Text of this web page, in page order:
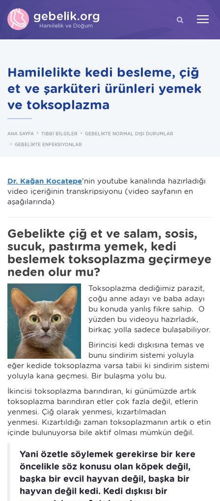
ARA
Hamilelikte kedi besleme, çiğ
et ve şarküteri ürünleri yemek
ve toksoplazma
ANA SAYFA TIBBİ BİLGİLER
GEBELİKTE NORMAL DIŞI DURUMLAR
GEBELİKTE ENFEKSİYONLAR
Dr. Kağan Kocatepe'nin youtube kanalında hazırladığı
video içeriğinin transkripsiyonu (video sayfanın en
aşağılarında)
Gebelikte çiğ et ve salam, sosis,
sucuk, pastırma yemek, kedi
beslemek toksoplazma geçirmeye
neden olur mu?
Toksoplazma dediğimiz parazit,
çoğu anne adayı ve baba adayı
bu konuda yanlış fikre sahip. O
yüzden bu videoyu hazırladık,
birkaç yolla sadece bulaşabiliyor.
Birincisi kedi dışkısına temas ve
bunu sindirim sistemi yoluyla
eğer kedide toksoplazma varsa tabii ki sindirim sistemi
yoluyla kana geçmesi. Bir bulaşma yolu bu.
İkincisi toksoplazma barındıran, ki günümüzde artık
toksoplazma barındıran etler çok fazla değil, etlerin
yenmesi. Çiğ olarak yenmesi, kızartılmadan
yenmesi. Kızartıldığı zaman toksoplazmanın artık o etin
içinde bulunuyorsa bile aktif olması mümkün değil.
Yani özetle söylemek gerekirse bir kere
öncelikle söz konusu olan köpek değil,
başka bir evcil hayvan değil, başka bir
hayvan değil kedi. Kedi dışkısı bir